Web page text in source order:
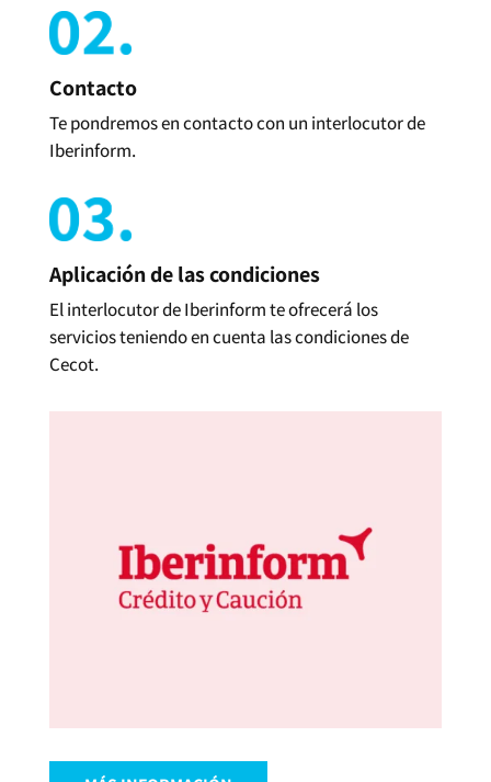
Contacto
Te pondremos en contacto con un interlocutor de
Iberinform.
Aplicación de las condiciones
El interlocutor de Iberinform te ofrecerá los
servicios teniendo en cuenta las condiciones de
Cecot.